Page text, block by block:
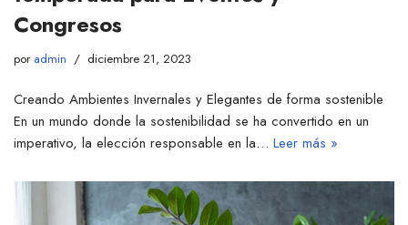
Congresos
por admin diciembre 21, 2023
Creando Ambientes Invernales y Elegantes de forma sostenible
En un mundo donde la sostenibilidad se ha convertido en un
imperativo, la elección responsable en la… Leer más »